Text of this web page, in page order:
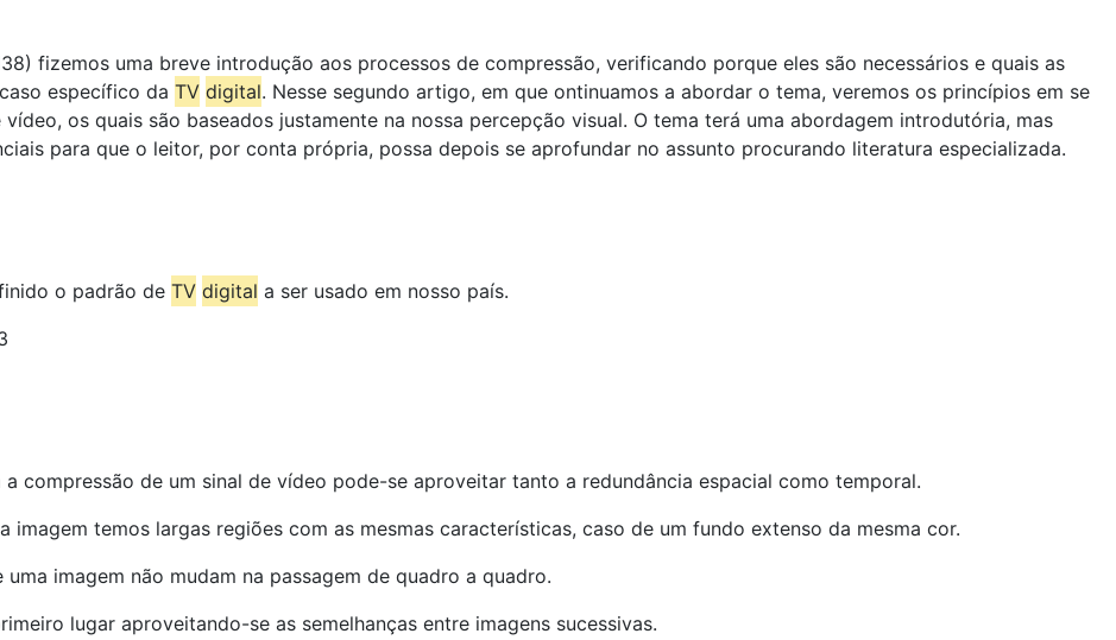
fizemos uma breve introdução aos processos de compressão, verificando porque eles são necessários e quais as
específico da TV digital. Nesse segundo artigo, em que ontinuamos a abordar o tema, veremos os princípios em se
os quais são baseados justamente na nossa percepção visual. O tema terá uma abordagem introdutória, mas
para que o leitor, por conta própria, possa depois se aprofundar no assunto procurando literatura especializada.
o padrão de TV digital a ser usado em nosso país.
compressão de um sinal de vídeo pode-se aproveitar tanto a redundância espacial como temporal.
imagem temos largas regiões com as mesmas características, caso de um fundo extenso da mesma cor.
imagem não mudam na passagem de quadro a quadro.
lugar aproveitando-se as semelhanças entre imagens sucessivas.